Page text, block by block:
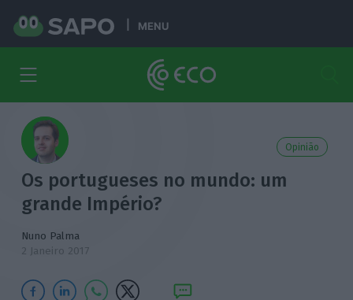
MENU
Opinião
Os portugueses no mundo: um
grande Império?
Nuno Palma
2 Janeiro 2017